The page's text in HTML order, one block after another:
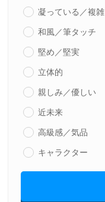
凝っている／複雑
和風／筆タッチ
堅め／堅実
立体的
親しみ／優しい
近未来
高級感／気品
キャラクター